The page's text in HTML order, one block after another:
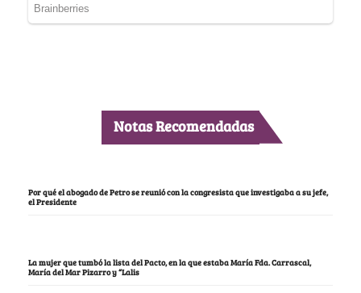
Notas Recomendadas
Por qué el abogado de Petro se reunió con la congresista que investigaba a su jefe,
el Presidente
La mujer que tumbó la lista del Pacto, en la que estaba María Fda. Carrascal,
María del Mar Pizarro y “Lalis